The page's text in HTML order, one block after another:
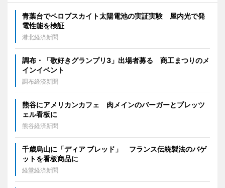
青葉台でペロブスカイト太陽電池の実証実験 屋内光で発
電性能を検証
港北経済新聞
調布・「歌好きグランプリ3」出場者募る 商工まつりのメ
インイベント
調布経済新聞
熊谷にアメリカンカフェ 肉メインのバーガーとプレッツ
ェル看板に
熊谷経済新聞
千歳烏山に「ディア ブレッド」 フランス伝統製法のバゲ
ットを看板商品に
経堂経済新聞